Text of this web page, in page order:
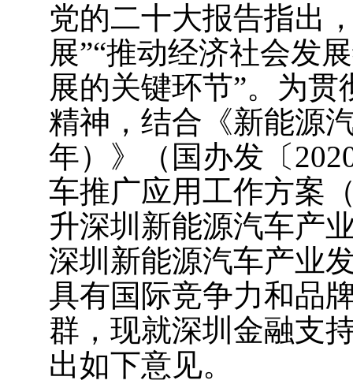
党的二十大报告指出
展”“推动经济社会发
展的关键环节”。为
精神，结合《新能源
年）》（国办发〔
车推广应用工作方案
升深圳新能源汽车产
深圳新能源汽车产业
具有国际竞争力和品
群，现就深圳金融支
出如下意见。